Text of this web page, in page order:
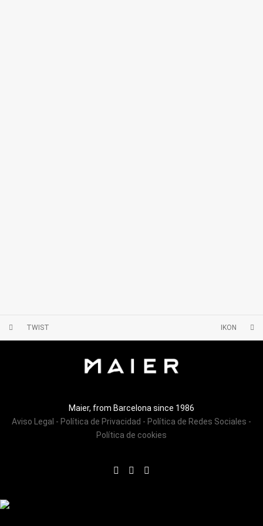
TWIST IKON
Maier, from Barcelona since 1986
Aviso Legal - Política de Privacidad - Política de Redes Sociales -
Política de cookies